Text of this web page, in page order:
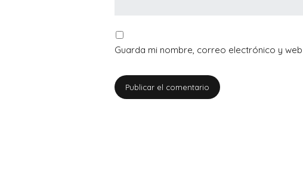
Guarda mi nombre, correo electrónico y